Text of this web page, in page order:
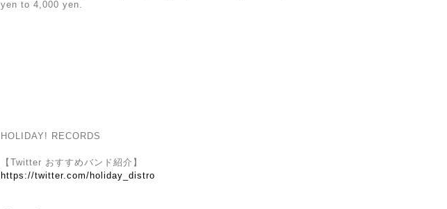
yen to 4,000 yen.
HOLIDAY! RECORDS
【Twitter おすすめバンド紹介】
https://twitter.com/holiday_distro